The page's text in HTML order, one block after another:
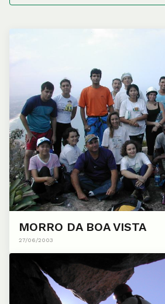
MORRO DA BOA VISTA
27/06/2003